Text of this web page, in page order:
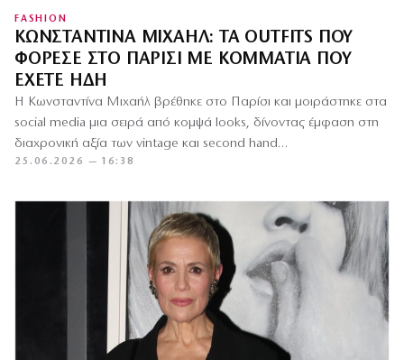
FASHION
ΚΩΝΣΤΑΝΤΊΝΑ ΜΙΧΑΉΛ: ΤΑ OUTFITS ΠΟΥ
ΦΌΡΕΣΕ ΣΤΟ ΠΑΡΊΣΙ ΜΕ ΚΟΜΜΆΤΙΑ ΠΟΥ
ΈΧΕΤΕ ΉΔΗ
Η Κωνσταντίνα Μιχαήλ βρέθηκε στο Παρίσι και μοιράστηκε στα
social media μια σειρά από κομψά looks, δίνοντας έμφαση στη
διαχρονική αξία των vintage και second hand…
25.06.2026 — 16:38